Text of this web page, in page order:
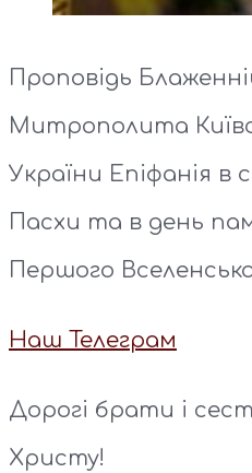
Проповідь
Митрополита
України Епіфанія в
Пасхи та в день
Першого
Наш Телеграм
Дорогі брати і
Христу!